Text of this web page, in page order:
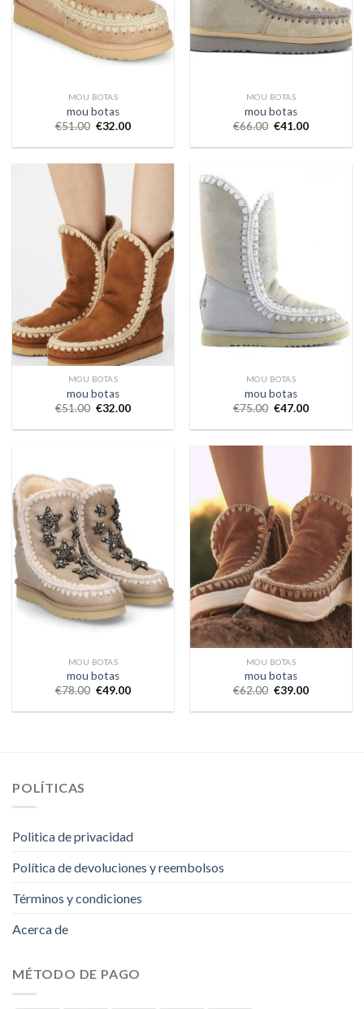
MOU BOTAS
mou botas
€51.00 €32.00
MOU BOTAS
mou botas
€66.00 €41.00
MOU BOTAS
mou botas
€51.00 €32.00
MOU BOTAS
mou botas
€75.00 €47.00
MOU BOTAS
mou botas
€78.00 €49.00
MOU BOTAS
mou botas
€62.00 €39.00
POLÍTICAS
Politica de privacidad
Política de devoluciones y reembolsos
Términos y condiciones
Acerca de
MÉTODO DE PAGO